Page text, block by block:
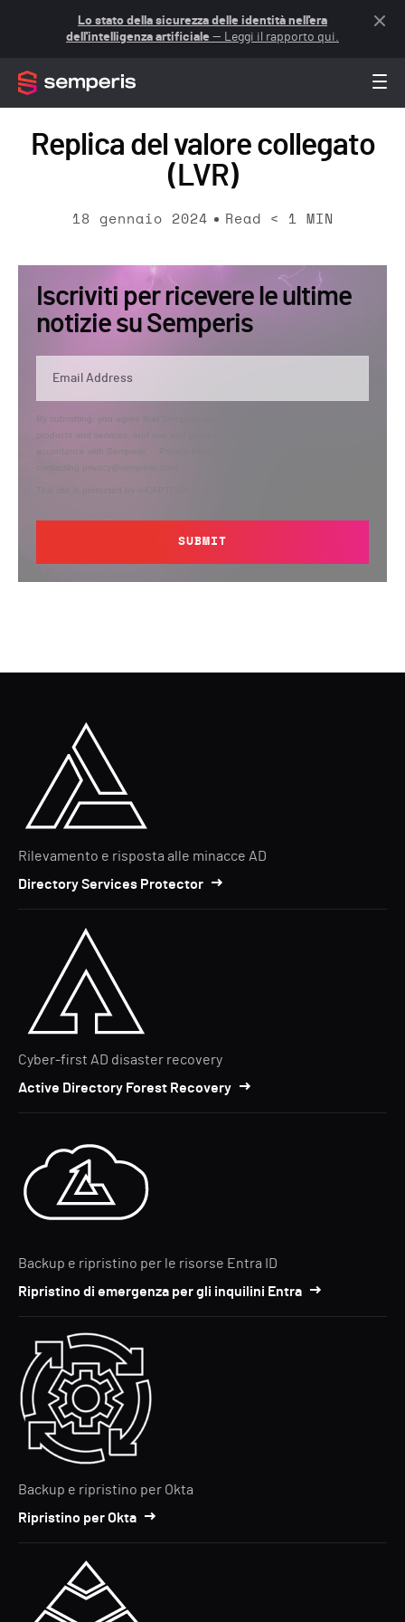
Lo stato della sicurezza delle identità nell'era
dell'intelligenza artificiale — Leggi il rapporto qui.
Replica del valore collegato
(LVR)
18 gennaio 2024 Read < 1 MIN
Iscriviti per ricevere le ultime
notizie su Semperis
By submitting, you agree that Semperis may send you information regarding its
products and services, and use and process your personal information in
accordance with Semperis’
contacting privacy@semperis.com.
This site is protected by reCAPTCHA.
SUBMIT
Rilevamento e risposta alle minacce AD
Directory Services Protector
Cyber-first AD disaster recovery
Active Directory Forest Recovery
Backup e ripristino per le risorse Entra ID
Ripristino di emergenza per gli inquilini Entra
Backup e ripristino per Okta
Ripristino per Okta